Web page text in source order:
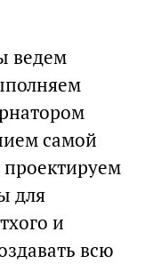
ведем
самой
для
и
всю